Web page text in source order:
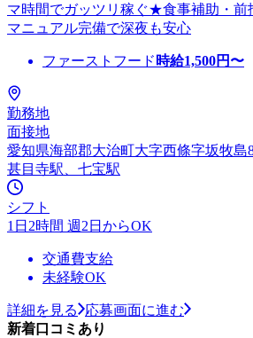
マ時間でガッツリ稼ぐ★食事補助・
マニュアル完備で深夜も安心
ファーストフード 時給1,500円〜
勤務地
面接地
愛知県海部郡大治町大字西條字坂牧島
甚目寺駅、七宝駅
シフト
1日2時間 週2日からOK
交通費支給
未経験OK
詳細を見る
応募画面に進む
新着口コミあり